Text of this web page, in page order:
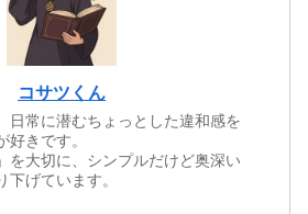
コサツくん
日常に潜むちょっとした違和感を
好きです。
を大切に、シンプルだけど奥深い
下げています。